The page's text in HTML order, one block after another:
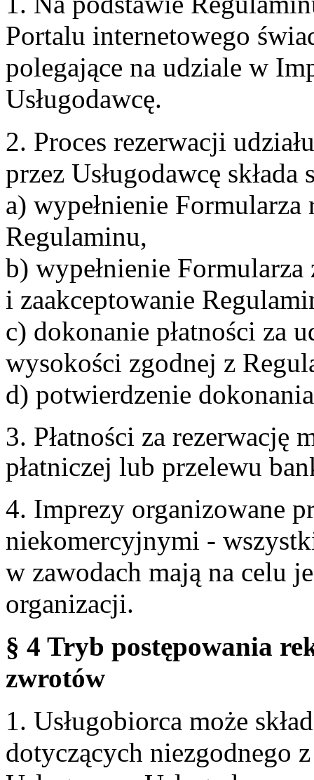
Portalu internetowego
polegające na udziale w
Usługodawcę.
2. Proces rezerwacji
przez Usługodawcę
a) wypełnienie
Regulaminu,
b) wypełnienie Formularza
i zaakceptowanie
c) dokonanie płatności za
wysokości zgodnej z
d) potwierdzenie
3. Płatności za rezerwację
płatniczej lub przelewu
4. Imprezy organizowane
niekomercyjnymi -
w zawodach mają na celu
organizacji.
§ 4 Tryb postępowania
zwrotów
1. Usługobiorca może
dotyczących niezgodnego